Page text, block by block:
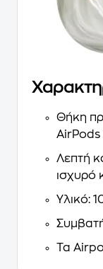
Θήκη
AirPods
Λεπτή
ισχυρό
Υλικό:
Τα